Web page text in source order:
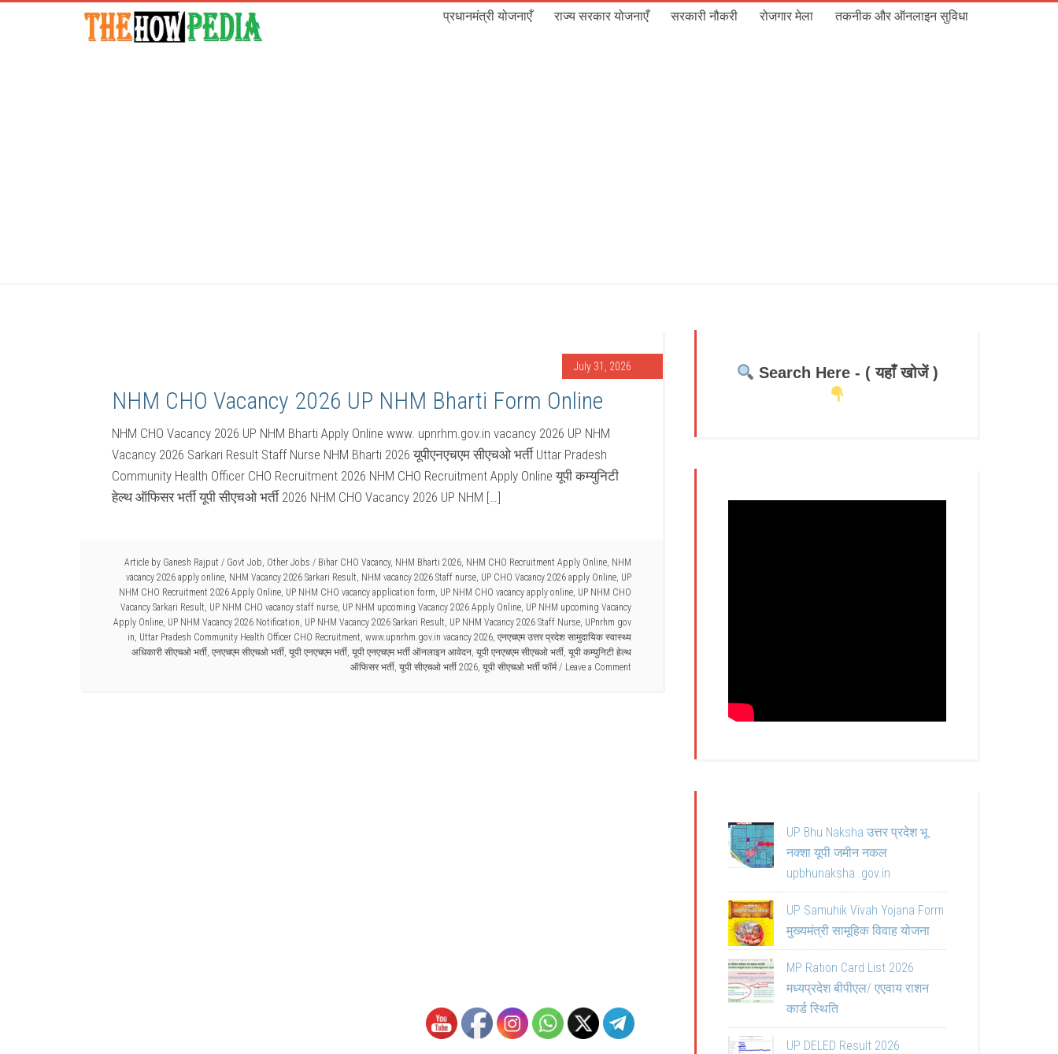
प्रधानमंत्री योजनाएँ राज्य सरकार योजनाएँ सरकारी नौकरी रोजगार मेला तकनीक और ऑनलाइन सुविधा
July 31, 2026
NHM CHO Vacancy 2026 UP NHM Bharti Form Online
NHM CHO Vacancy 2026 UP NHM Bharti Apply Online www. upnrhm.gov.in vacancy 2026 UP NHM
Vacancy 2026 Sarkari Result Staff Nurse NHM Bharti 2026 यूपीएनएचएम सीएचओ भर्ती Uttar Pradesh
Community Health Officer CHO Recruitment 2026 NHM CHO Recruitment Apply Online यूपी कम्युनिटी
हेल्थ ऑफिसर भर्ती यूपी सीएचओ भर्ती 2026 NHM CHO Vacancy 2026 UP NHM […]
Article by Ganesh Rajput / Govt Job, Other Jobs / Bihar CHO Vacancy, NHM Bharti 2026, NHM CHO Recruitment Apply Online, NHM
vacancy 2026 apply online, NHM Vacancy 2026 Sarkari Result, NHM vacancy 2026 Staff nurse, UP CHO Vacancy 2026 apply Online, UP
NHM CHO Recruitment 2026 Apply Online, UP NHM CHO vacancy application form, UP NHM CHO vacancy apply online, UP NHM CHO
Vacancy Sarkari Result, UP NHM CHO vacancy staff nurse, UP NHM upcoming Vacancy 2026 Apply Online, UP NHM upcoming Vacancy
Apply Online, UP NHM Vacancy 2026 Notification, UP NHM Vacancy 2026 Sarkari Result, UP NHM Vacancy 2026 Staff Nurse, UPnrhm gov
in, Uttar Pradesh Community Health Officer CHO Recruitment, www.upnrhm.gov.in vacancy 2026, एनएचएम उत्तर प्रदेश सामुदायिक स्वास्थ्य
अधिकारी सीएचओ भर्ती, एनएचएम सीएचओ भर्ती, यूपी एनएचएम भर्ती, यूपी एनएचएम भर्ती ऑनलाइन आवेदन, यूपी एनएचएम सीएचओ भर्ती, यूपी कम्युनिटी हेल्थ
ऑफिसर भर्ती, यूपी सीएचओ भर्ती 2026, यूपी सीएचओ भर्ती फॉर्म Leave a Comment
Search Here - ( यहाँ खोजें )
UP Bhu Naksha उत्तर प्रदेश भू
नक्शा यूपी जमीन नकल
upbhunaksha .gov.in
UP Samuhik Vivah Yojana Form
मुख्यमंत्री सामूहिक विवाह योजना
MP Ration Card List 2026
मध्यप्रदेश बीपीएल/ एएवाय राशन
कार्ड स्थिति
UP DELED Result 2026